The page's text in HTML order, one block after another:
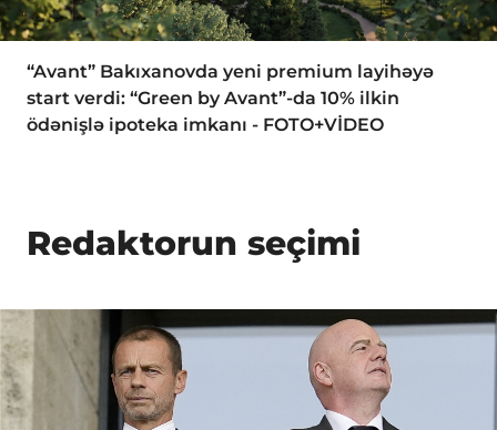
“Avant” Bakıxanovda yeni premium layihəyə
start verdi: “Green by Avant”-da 10% ilkin
ödənişlə ipoteka imkanı - FOTO+VİDEO
Redaktorun seçimi